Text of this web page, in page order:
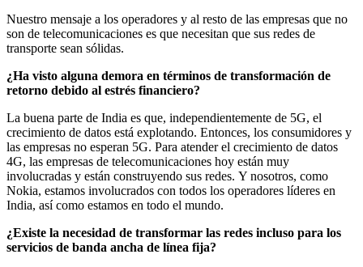
Nuestro mensaje a los operadores y al resto de las empresas que no
son de telecomunicaciones es que necesitan que sus redes de
transporte sean sólidas.
¿Ha visto alguna demora en términos de transformación de
retorno debido al estrés financiero?
La buena parte de India es que, independientemente de 5G, el
crecimiento de datos está explotando. Entonces, los consumidores y
las empresas no esperan 5G. Para atender el crecimiento de datos
4G, las empresas de telecomunicaciones hoy están muy
involucradas y están construyendo sus redes. Y nosotros, como
Nokia, estamos involucrados con todos los operadores líderes en
India, así como estamos en todo el mundo.
¿Existe la necesidad de transformar las redes incluso para los
servicios de banda ancha de línea fija?